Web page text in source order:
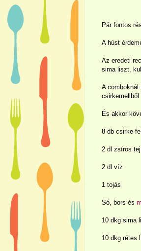
Pár fontos
A húst
Az eredeti
sima liszt,
A comboknál
csirkemellből
És akkor
8 db csirke
2 dl zsíros
2 dl víz
1 tojás
Só, bors és
10 dkg sima
10 dkg rétes